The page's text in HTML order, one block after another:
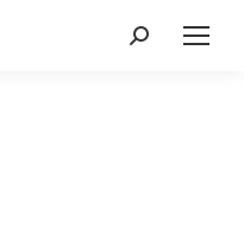
Szukaj: